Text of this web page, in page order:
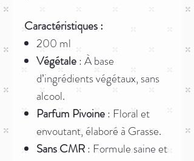
Caractéristiques :
200 ml
Végétale: À base
d’ingrédients végétaux, sans
alcool.
Parfum Pivoine: Floral et
envoutant, élaboré à Grasse.
Sans CMR: Formule saine et